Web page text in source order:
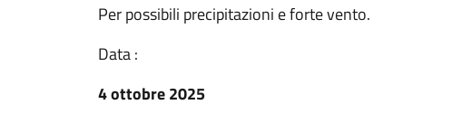
Per possibili precipitazioni e forte vento.
Data :
4 ottobre 2025